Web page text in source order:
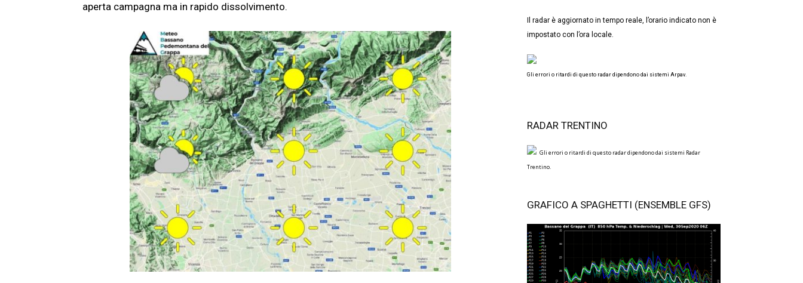
aperta campagna ma in rapido dissolvimento.
Il radar è aggiornato in tempo reale, l’orario indicato non è
impostato con l’ora locale.
Gli errori o ritardi di questo radar dipendono dai sistemi Arpav.
RADAR TRENTINO
Gli errori o ritardi di questo radar dipendono dai sistemi Radar
Trentino.
GRAFICO A SPAGHETTI (ENSEMBLE GFS)